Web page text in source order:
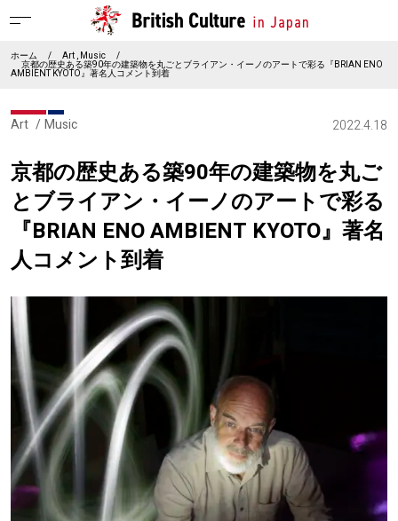
ホーム / Art Music /
京都の歴史ある築90年の建築物を丸ごとブライアン・イーノのアートで彩る『BRIAN ENO
AMBIENT KYOTO』著名人コメント到着
Art Music 2022.4.18
京都の歴史ある築90年の建築物を丸ご
とブライアン・イーノのアートで彩る
『BRIAN ENO AMBIENT KYOTO』著名
人コメント到着